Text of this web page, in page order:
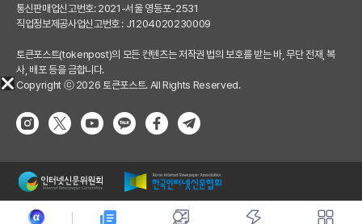
통신판매업신고번호: 2021-서울 영등포-2531
직업정보제공사업신고번호 : J1204020230009
토큰포스트(tokenpost)의 모든 컨텐츠는 저작권 법의 보호를 받는 바, 무단 전재, 복
사, 배포 등을 금합니다.
Copyright ⓒ 2026 토큰포스트. All Rights Reserved.